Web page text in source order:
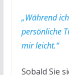
„Während
persönliche
mir leicht.“
Sobald Sie